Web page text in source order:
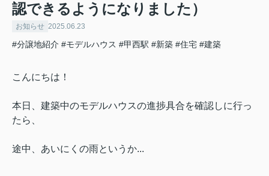
認できるようになりました）
お知らせ 2025.06.23
#分譲地紹介 #モデルハウス #甲西駅 #新築 #住宅 #建築
こんにちは！
本日、建築中のモデルハウスの進捗具合を確認しに行っ
たら、
途中、あいにくの雨というか...